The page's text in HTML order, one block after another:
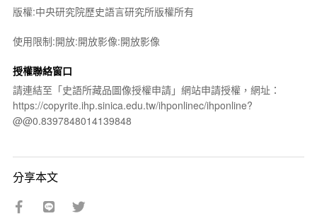
版權:中央研究院歷史語言研究所版權所有
使用限制:開放:開放影像:開放影像
授權聯絡窗口
請連結至「史語所藏品圖像授權申請」網站申請授權，網址：
https://copyrite.ihp.sinica.edu.tw/ihponlinec/ihponline?
@@0.8397848014139848
分享本文